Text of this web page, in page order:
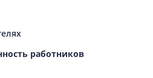
работников